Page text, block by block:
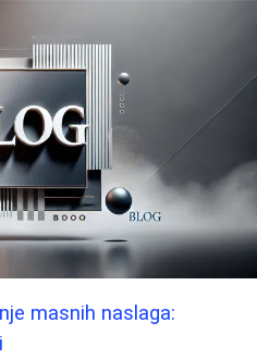
masnih naslaga: